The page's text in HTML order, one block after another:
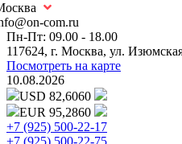
com.ru
Пн-Пт: 09.00 - 18.00
117624, г. Москва, ул.
Посмотреть на карте
10.08.2026
USD 82,6060
EUR 95,2860
+7 (925) 500-22-17
+7 (925) 500-22-75